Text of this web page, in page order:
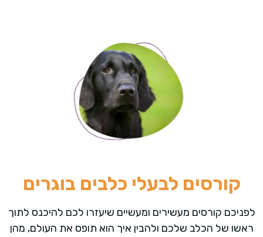
קורסים לבעלי כלבים בוגרים
לפניכם קורסים מעשירים ומעשיים שיעזרו לכם להיכנס לתוך
ראשו של הכלב שלכם ולהבין איך הוא תופס את העולם, מהן